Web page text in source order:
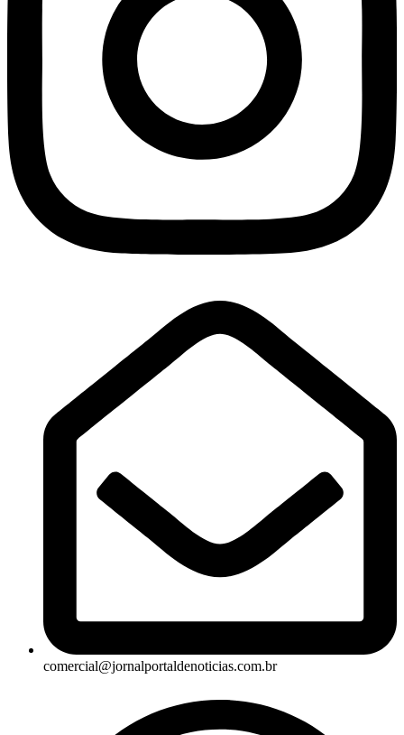
comercial@jornalportaldenoticias.com.br